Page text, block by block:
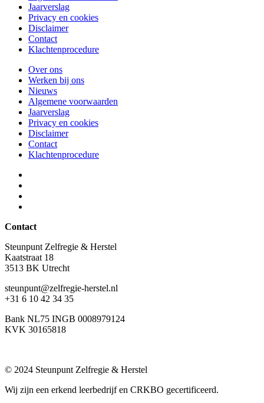
Jaarverslag
Privacy en cookies
Disclaimer
Contact
Klachtenprocedure
Over ons
Werken bij ons
Nieuws
Algemene voorwaarden
Jaarverslag
Privacy en cookies
Disclaimer
Contact
Klachtenprocedure
Contact
Steunpunt Zelfregie & Herstel
Kaatstraat 18
3513 BK Utrecht
steunpunt@zelfregie-herstel.nl
+31 6 10 42 34 35
Bank NL75 INGB 0008979124
KVK 30165818
© 2024 Steunpunt Zelfregie & Herstel
Wij zijn een erkend leerbedrijf en CRKBO gecertificeerd.